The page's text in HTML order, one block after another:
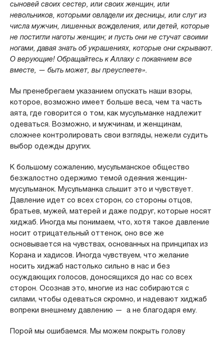
сыновей своих сестер, или своих женщин, или
невольников, которыми овладели их десницы, или слуг из
числа мужчин, лишенных вожделения, или детей, которые
не постигли наготы женщин; и пусть они не стучат своими
ногами, давая знать об украшениях, которые они скрывают.
О верующие! Обращайтесь к Аллаху с покаянием все
вместе, — быть может, вы преуспеете».
Мы пренебрегаем указанием опускать наши взоры,
которое, возможно имеет больше веса, чем та часть
аята, где говорится о том, как мусульманке надлежит
одеваться. Возможно, и мужчинам, и женщинам,
сложнее контролировать свои взгляды, нежели судить
выбор одежды других.
К большому сожалению, мусульманское общество
безжалостно одержимо темой одеяния женщин-
мусульманок. Мусульманка слышит это и чувствует.
Давление идет со всех сторон, со стороны отцов,
братьев, мужей, матерей и даже подруг, которые носят
хиджаб. Иногда мы понимаем, что, хотя такое давление
носит отрицательный оттенок, оно все же
основывается на чувствах, основанных на принципах из
Корана и хадисов. Иногда чувствуем, что желание
носить хиджаб настолько сильно в нас и без
осуждающих голосов, доносящихся до нас со всех
сторон. Осознав это, многие из нас собираются с
силами, чтобы одеваться скромно, и надевают хиджаб
вопреки внешнему давлению — а не благодаря ему.
Порой мы ошибаемся. Мы можем покрыть голову